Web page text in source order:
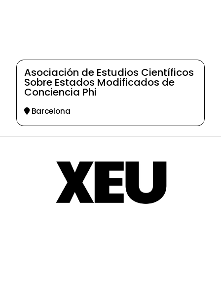
Asociación de Estudios Científicos
Sobre Estados Modificados de
Conciencia Phi
Barcelona